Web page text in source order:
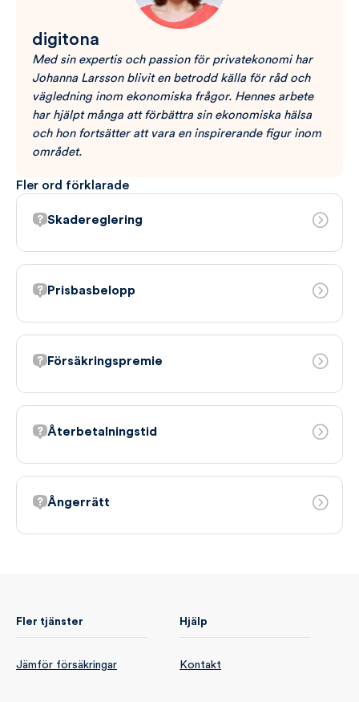
digitona
Med sin expertis och passion för privatekonomi har
Johanna Larsson blivit en betrodd källa för råd och
vägledning inom ekonomiska frågor. Hennes arbete
har hjälpt många att förbättra sin ekonomiska hälsa
och hon fortsätter att vara en inspirerande figur inom
området.
Fler ord förklarade
Skadereglering
Prisbasbelopp
Försäkringspremie
Återbetalningstid
Ångerrätt
Fler tjänster
Jämför försäkringar
Hjälp
Kontakt